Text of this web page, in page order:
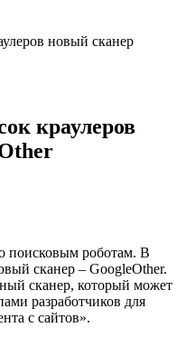
новый сканер
краулеров
поисковым роботам. В
сканер – GoogleOther.
сканер, который может
разработчиков для
с сайтов».